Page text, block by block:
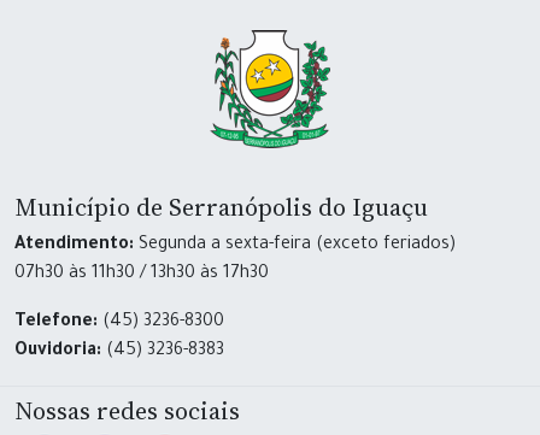
Município de Serranópolis do Iguaçu
Atendimento: Segunda a sexta-feira (exceto feriados)
07h30 às 11h30 / 13h30 às 17h30
Telefone: (45) 3236-8300
Ouvidoria: (45) 3236-8383
Nossas redes sociais